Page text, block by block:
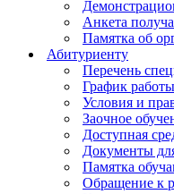
Анкета
Памятка об
Абитуриенту
Перечень
График
Условия и
Заочное
Доступная
Документы
Памятка
Обращение к